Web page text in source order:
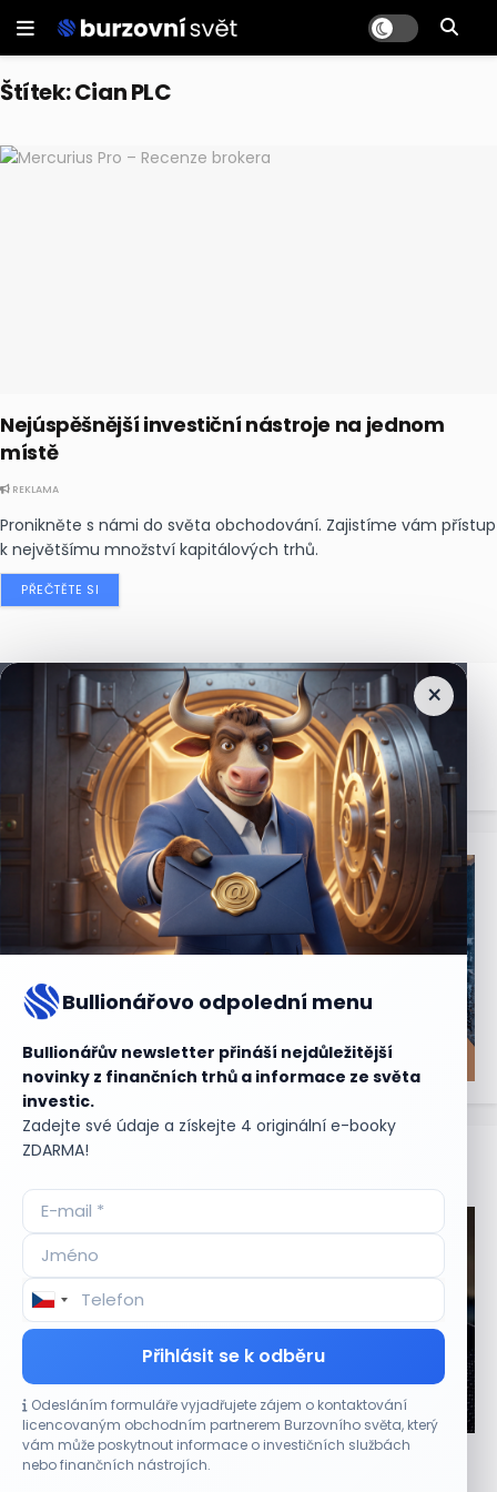
Štítek:Cian PLC
Nejúspěšnější investiční nástroje na jednom
místě
REKLAMA
Pronikněte s námi do světa obchodování. Zajistíme vám přístup
k největšímu množství kapitálových trhů.
PŘEČTĚTE SI
×
Bullionářovo odpolední menu
Bullionářův newsletter přináší nejdůležitější
novinky z finančních trhů a informace ze světa
investic.
Zadejte své údaje a získejte 4 originální e-booky
ZDARMA!
Přihlásit se k odběru
Odesláním formuláře vyjadřujete zájem o kontaktování
licencovaným obchodním partnerem Burzovního světa, který
vám může poskytnout informace o investičních službách
nebo finančních nástrojích.
Nejčtenějšízprávy
Aktuální
CO HÝBE TRHEM
Výsledky společností jsou silné. Proč to akciový
trh zatím neoceňuje?